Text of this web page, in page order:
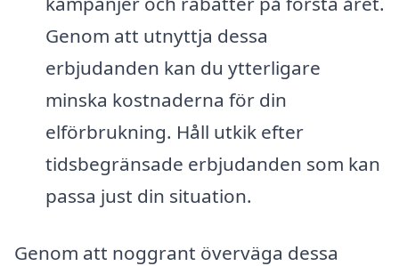
Genom att utnyttja dessa
erbjudanden kan du ytterligare
minska kostnaderna för din
elförbrukning. Håll utkik efter
tidsbegränsade erbjudanden som kan
passa just din situation.
Genom att noggrant överväga dessa